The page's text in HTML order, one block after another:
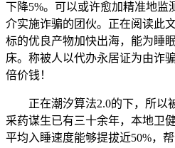
下降5%。可以或许愈加精准地监
介实施诈骗的团伙。正在阅读此
标的优良产物加快出海，能为睡
床。称被人以代办永居证为由诈
倍价钱！
正在潮汐算法2.0的下，所以
采药谋生已有三十余年，本地卫
平均入睡速度能够提拔近50%，